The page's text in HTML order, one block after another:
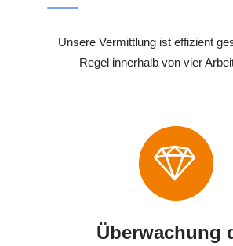
Unsere Vermittlung ist effizient
Regel innerhalb von vier
Überwachung